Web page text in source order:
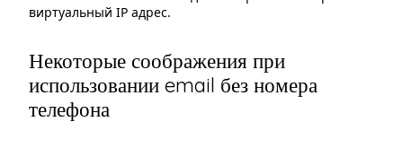
виртуальный IP адрес.
Некоторые соображения при
использовании email без номера
телефона